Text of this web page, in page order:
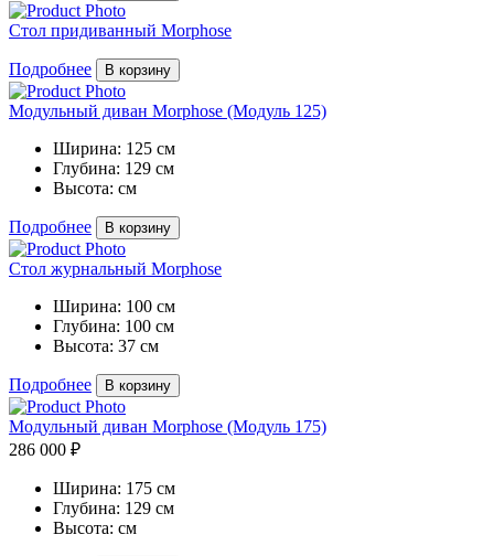
Стол придиванный Morphose
Подробнее В корзину
Модульный диван Morphose (Модуль 125)
Ширина: 125 см
Глубина: 129 см
Высота: см
Подробнее В корзину
Стол журнальный Morphose
Ширина: 100 см
Глубина: 100 см
Высота: 37 см
Подробнее В корзину
Модульный диван Morphose (Модуль 175)
286 000 ₽
Ширина: 175 см
Глубина: 129 см
Высота: см